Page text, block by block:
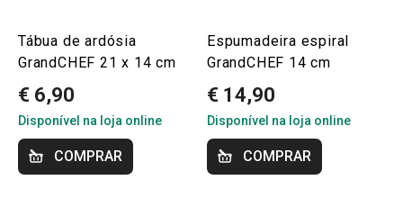
Tábua de ardósia
GrandCHEF 21 x 14 cm
€ 6,90
Disponível na loja online
COMPRAR
Espumadeira espiral
GrandCHEF 14 cm
€ 14,90
Disponível na loja online
COMPRAR